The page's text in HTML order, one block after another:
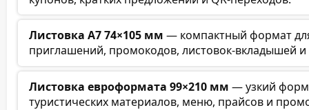
Листовка А7 74×105 мм — компактный формат
приглашений, промокодов, листовок-вкладышей
Листовка евроформата 99×210 мм — узкий
туристических материалов, меню, прайсов и